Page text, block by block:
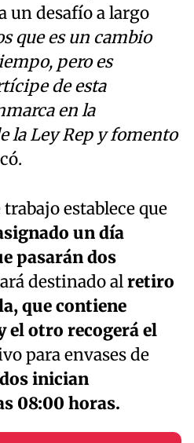
un desafío a largo
que es un cambio
pero es
de esta
en la
la Ley Rep y fomento
establece que
un día
pasarán dos
destinado alretiro
que contiene
el otro recogerá el
para envases de
inician
08:00 horas.